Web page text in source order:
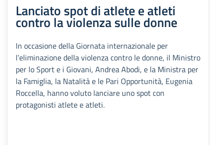
Lanciato spot di atlete e atleti
contro la violenza sulle donne
In occasione della Giornata internazionale per
l’eliminazione della violenza contro le donne, il Ministro
per lo Sport e i Giovani, Andrea Abodi, e la Ministra per
la Famiglia, la Natalità e le Pari Opportunità, Eugenia
Roccella, hanno voluto lanciare uno spot con
protagonisti atlete e atleti.